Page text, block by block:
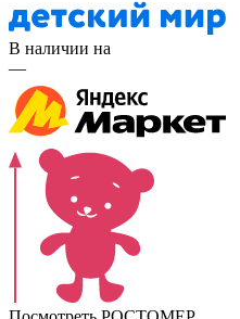
В наличии на
—